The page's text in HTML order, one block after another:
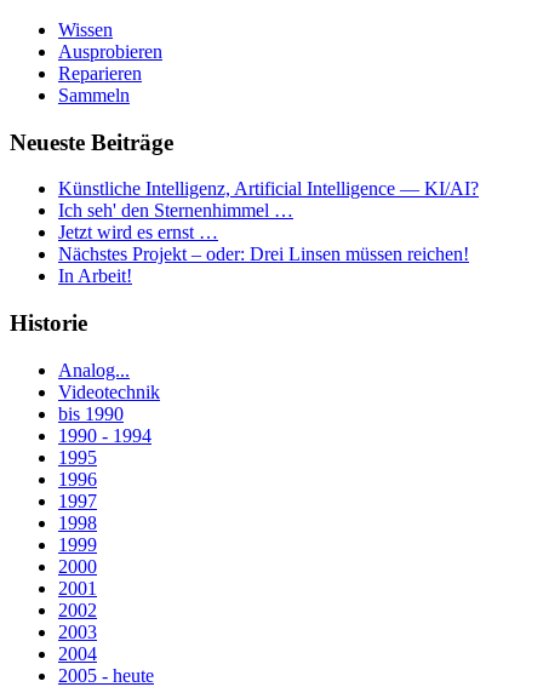
Wissen
Ausprobieren
Reparieren
Sammeln
Neueste Beiträge
Künstliche Intelligenz, Artificial Intelligence — KI/AI?
Ich seh' den Sternenhimmel …
Jetzt wird es ernst …
Nächstes Projekt – oder: Drei Linsen müssen reichen!
In Arbeit!
Historie
Analog...
Videotechnik
bis 1990
1990 - 1994
1995
1996
1997
1998
1999
2000
2001
2002
2003
2004
2005 - heute